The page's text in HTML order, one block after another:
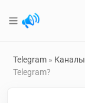
Telegram » Каналы
Telegram?